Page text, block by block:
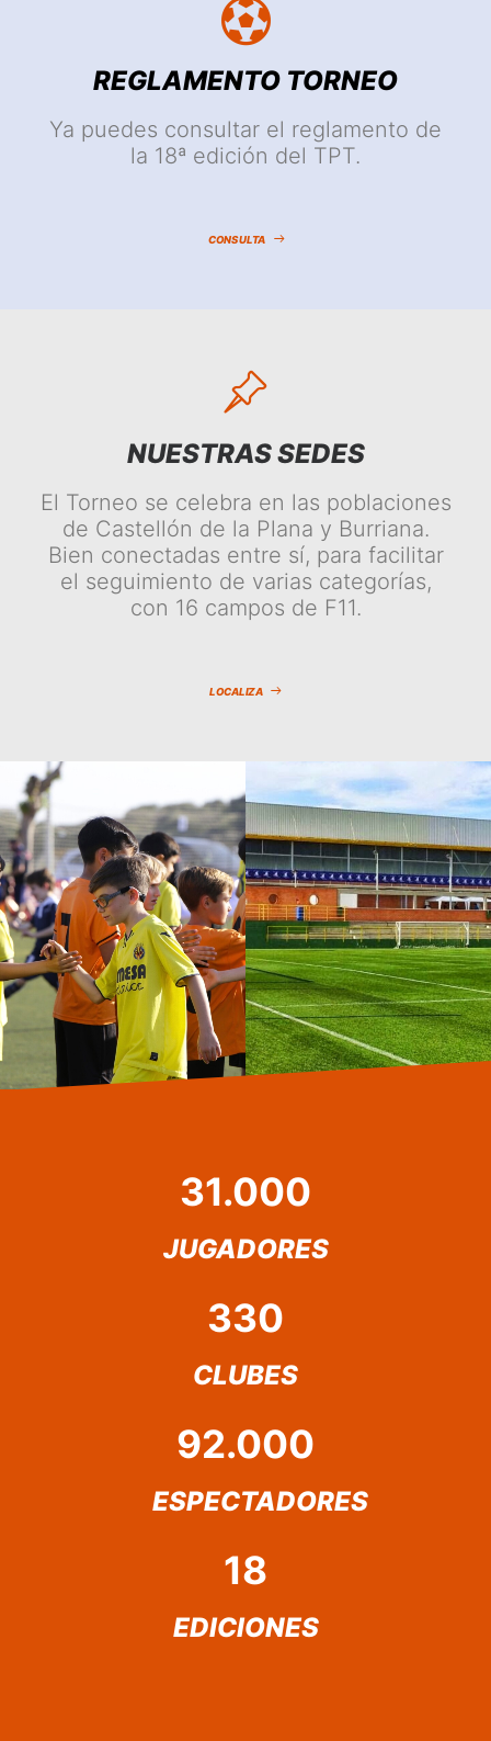
REGLAMENTO TORNEO
Ya puedes consultar el reglamento de
la 18ª edición del TPT.
CONSULTA
NUESTRAS SEDES
El Torneo se celebra en las poblaciones
de Castellón de la Plana y Burriana.
Bien conectadas entre sí, para facilitar
el seguimiento de varias categorías,
con 16 campos de F11.
LOCALIZA
31.000
JUGADORES
330
CLUBES
92.000
ESPECTADORES
18
EDICIONES